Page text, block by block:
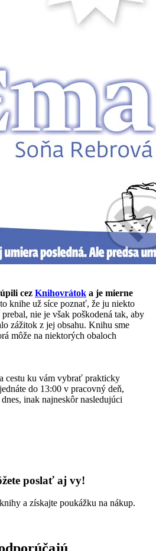
cez Knihovrátok a je mierne
knihe už síce poznať, že ju niekto
nie je však poškodená tak, aby
zážitok z jej obsahu. Knihu sme
môže na niektorých obaloch
cestu ku vám vybrať prakticky
do 13:00 v pracovný deň,
inak najneskôr nasledujúci
poslať aj vy!
a získajte poukážku na nákup.